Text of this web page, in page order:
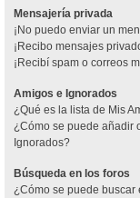
Mensajería privada
¡No puedo enviar un
¡Recibo mensajes
¡Recibí spam o correos
Amigos e Ignorados
¿Qué es la lista de Mis
¿Cómo se puede añadir
Ignorados?
Búsqueda en los foros
¿Cómo se puede buscar